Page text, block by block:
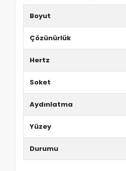
Boyut
Çözünürlük
Hertz
Soket
Aydınlatma
Yüzey
Durumu